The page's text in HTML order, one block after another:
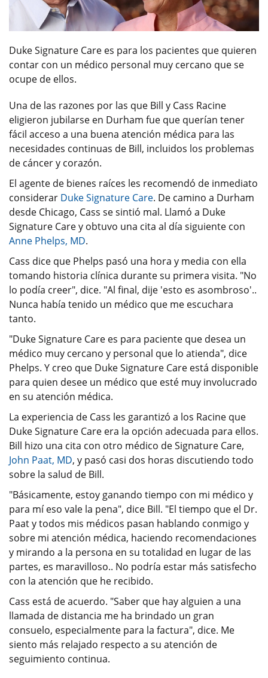
Duke Signature Care es para los pacientes que quieren
contar con un médico personal muy cercano que se
ocupe de ellos.
Una de las razones por las que Bill y Cass Racine
eligieron jubilarse en Durham fue que querían tener
fácil acceso a una buena atención médica para las
necesidades continuas de Bill, incluidos los problemas
de cáncer y corazón.
El agente de bienes raíces les recomendó de inmediato
considerar Duke Signature Care. De camino a Durham
desde Chicago, Cass se sintió mal. Llamó a Duke
Signature Care y obtuvo una cita al día siguiente con
Anne Phelps, MD.
Cass dice que Phelps pasó una hora y media con ella
tomando historia clínica durante su primera visita. "No
lo podía creer", dice. "Al final, dije 'esto es asombroso'..
Nunca había tenido un médico que me escuchara
tanto.
"Duke Signature Care es para paciente que desea un
médico muy cercano y personal que lo atienda", dice
Phelps. Y creo que Duke Signature Care está disponible
para quien desee un médico que esté muy involucrado
en su atención médica.
La experiencia de Cass les garantizó a los Racine que
Duke Signature Care era la opción adecuada para ellos.
Bill hizo una cita con otro médico de Signature Care,
John Paat, MD, y pasó casi dos horas discutiendo todo
sobre la salud de Bill.
"Básicamente, estoy ganando tiempo con mi médico y
para mí eso vale la pena", dice Bill. "El tiempo que el Dr.
Paat y todos mis médicos pasan hablando conmigo y
sobre mi atención médica, haciendo recomendaciones
y mirando a la persona en su totalidad en lugar de las
partes, es maravilloso.. No podría estar más satisfecho
con la atención que he recibido.
Cass está de acuerdo. "Saber que hay alguien a una
llamada de distancia me ha brindado un gran
consuelo, especialmente para la factura", dice. Me
siento más relajado respecto a su atención de
seguimiento continua.